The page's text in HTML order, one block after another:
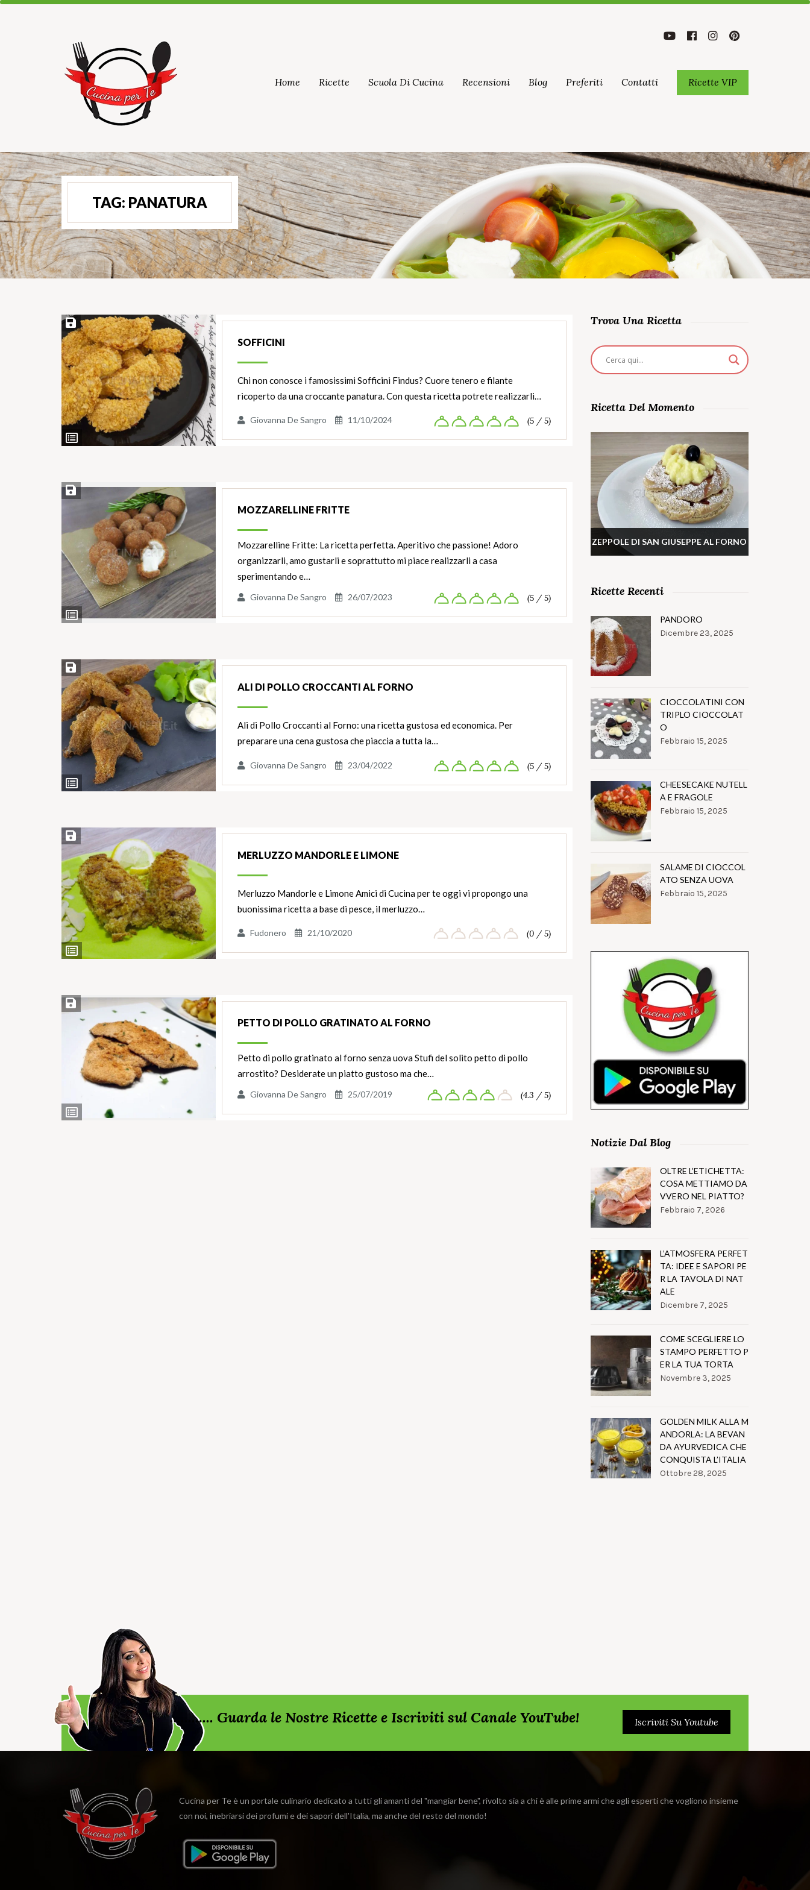
Home Ricette Scuola Di Cucina Recensioni Blog Preferiti Contatti Ricette VIP
TAG: PANATURA
Ingredienti
Salva ricetta
SOFFICINI
Chi non conosce i famosissimi Sofficini Findus? Cuore tenero e filante
ricoperto da una croccante panatura. Con questa ricetta potrete realizzarli…
Giovanna De Sangro 11/10/2024 (5 / 5)
Ingredienti
Salva ricetta
MOZZARELLINE FRITTE
Mozzarelline Fritte: La ricetta perfetta. Aperitivo che passione! Adoro
organizzarli, amo gustarli e soprattutto mi piace realizzarli a casa
sperimentando e…
Giovanna De Sangro 26/07/2023 (5 / 5)
Ingredienti
Salva ricetta
ALI DI POLLO CROCCANTI AL FORNO
Ali di Pollo Croccanti al Forno: una ricetta gustosa ed economica. Per
preparare una cena gustosa che piaccia a tutta la…
Giovanna De Sangro 23/04/2022 (5 / 5)
Ingredienti
Salva ricetta
MERLUZZO MANDORLE E LIMONE
Merluzzo Mandorle e Limone Amici di Cucina per te oggi vi propongo una
buonissima ricetta a base di pesce, il merluzzo…
Fudonero 21/10/2020 (0 / 5)
Ingredienti
Salva ricetta
PETTO DI POLLO GRATINATO AL FORNO
Petto di pollo gratinato al forno senza uova Stufi del solito petto di pollo
arrostito? Desiderate un piatto gustoso ma che…
Giovanna De Sangro 25/07/2019 (4.3 / 5)
Trova Una Ricetta
Ricetta Del Momento
ZEPPOLE DI SAN GIUSEPPE AL FORNO
Ricette Recenti
PANDORO
Dicembre 23, 2025
CIOCCOLATINI CON
TRIPLO CIOCCOLAT
O
Febbraio 15, 2025
CHEESECAKE NUTELL
A E FRAGOLE
Febbraio 15, 2025
SALAME DI CIOCCOL
ATO SENZA UOVA
Febbraio 15, 2025
Notizie Dal Blog
OLTRE L’ETICHETTA:
COSA METTIAMO DA
VVERO NEL PIATTO?
Febbraio 7, 2026
L’ATMOSFERA PERFET
TA: IDEE E SAPORI PE
R LA TAVOLA DI NAT
ALE
Dicembre 7, 2025
COME SCEGLIERE LO
STAMPO PERFETTO P
ER LA TUA TORTA
Novembre 3, 2025
GOLDEN MILK ALLA M
ANDORLA: LA BEVAN
DA AYURVEDICA CHE
CONQUISTA L’ITALIA
Ottobre 28, 2025
............ Guarda le Nostre Ricette e Iscriviti sul Canale YouTube! Iscriviti Su Youtube
Cucina per Te è un portale culinario dedicato a tutti gli amanti del "mangiar bene", rivolto sia a chi è alle prime armi che agli esperti che vogliono insieme
con noi, inebriarsi dei profumi e dei sapori dell'Italia, ma anche del resto del mondo!